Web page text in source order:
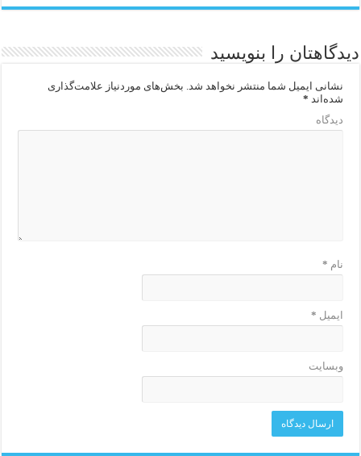
دیدگاهتان را بنویسید
نشانی ایمیل شما منتشر نخواهد شد. بخش‌های موردنیاز علامت‌گذاری
شده‌اند *
دیدگاه
نام *
ایمیل *
وبسایت